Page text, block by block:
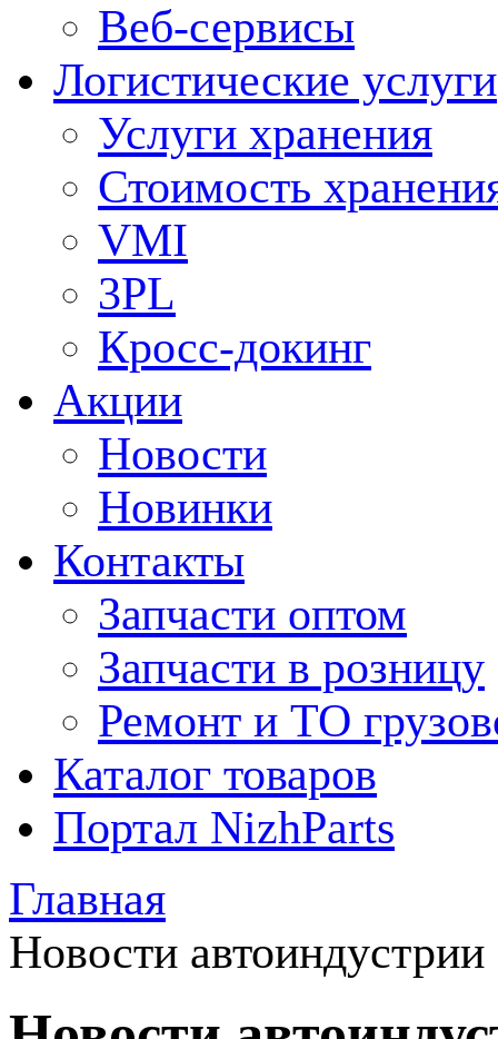
Веб-сервисы
Логистические услуги
Услуги хранения
Стоимость
VMI
3PL
Кросс-докинг
Акции
Новости
Новинки
Контакты
Запчасти оптом
Запчасти в розницу
Ремонт и ТО
Каталог товаров
Портал NizhParts
Главная
Новости автоиндустрии